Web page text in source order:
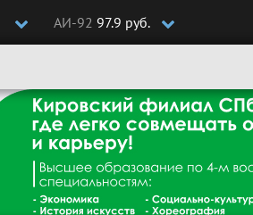
АИ-92 97.9 руб.